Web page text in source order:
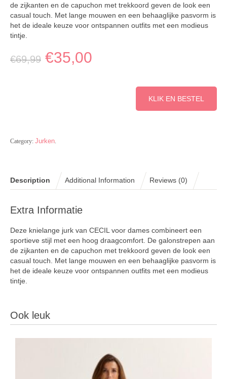
de zijkanten en de capuchon met trekkoord geven de look een
casual touch. Met lange mouwen en een behaaglijke pasvorm is
het de ideale keuze voor ontspannen outfits met een modieus
tintje.
€69,99 €35,00
KLIK EN BESTEL
Category: Jurken
Description Additional Information Reviews (0)
Extra Informatie
Deze knielange jurk van CECIL voor dames combineert een
sportieve stijl met een hoog draagcomfort. De galonstrepen aan
de zijkanten en de capuchon met trekkoord geven de look een
casual touch. Met lange mouwen en een behaaglijke pasvorm is
het de ideale keuze voor ontspannen outfits met een modieus
tintje.
Ook leuk